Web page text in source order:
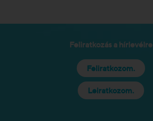
Feliratkozás a hírlevélre
Feliratkozom.
Leiratkozom.